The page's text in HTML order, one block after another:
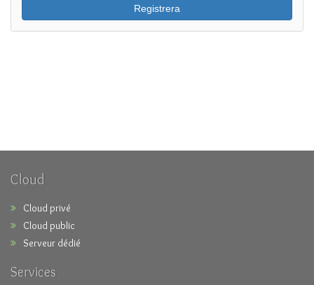
Cloud
Cloud privé
Cloud public
Serveur dédié
Services